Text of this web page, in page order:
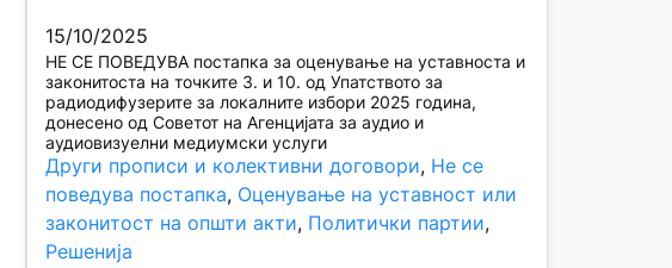
15/10/2025
НЕ СЕ ПОВЕДУВА постапка за оценување на уставноста и
законитоста на точките 3. и 10. од Упатството за
радиодифузерите за локалните избори 2025 година,
донесено од Советот на Агенцијата за аудио и
аудиовизуелни медиумски услуги
Други прописи и колективни договори, Не се
поведува постапка, Оценување на уставност или
законитост на општи акти, Политички партии
Решенија